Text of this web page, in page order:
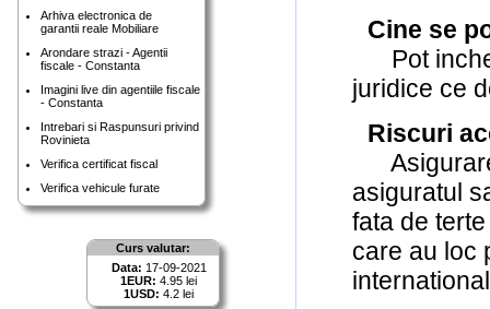
Arhiva electronica de
garantii reale Mobiliare
Arondare strazi - Agentii
fiscale - Constanta
Imagini live din agentiile fiscale
- Constanta
Intrebari si Raspunsuri privind
Rovinieta
Verifica certificat fiscal
Verifica vehicule furate
Curs valutar:
Data: 17-09-2021
1EUR: 4.95 lei
1USD: 4.2 lei
Cine se
Pot
juridice ce
Riscuri
asiguratul
fata de
care au loc